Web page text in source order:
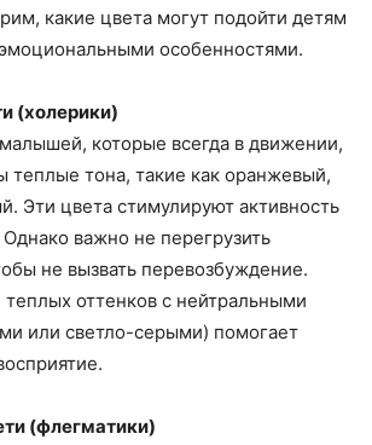
какие цвета могут подойти детям
особенностями.
(холерики)
которые всегда в движении,
теплые тона, такие как оранжевый,
Эти цвета стимулируют активность
важно не перегрузить
не вызвать перевозбуждение.
оттенков с нейтральными
или светло-серыми) помогает
(флегматики)